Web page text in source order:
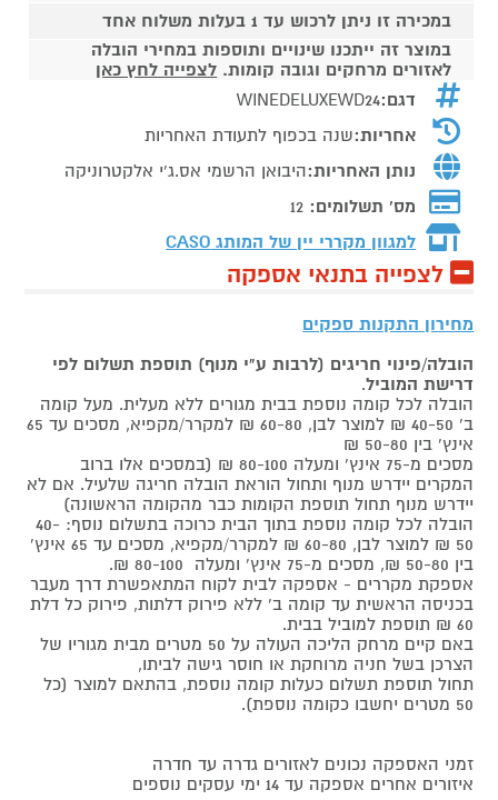
במכירה זו ניתן לרכוש עד 1 בעלות משלוח אחד
במוצר זה ייתכנו שינויים ותוספות במחירי הובלה
לאזורים מרחקים וגובה קומות. לצפייה לחץ כאן
דגם:WINEDELUXEWD24
אחריות:שנה בכפוף לתעודת האחריות
נותן האחריות:היבואן הרשמי אס.ג'י אלקטרוניקה
מס' תשלומים: 12
למגוון מקררי יין של המותג CASO
לצפייה בתנאי אספקה
מחירון התקנות ספקים
הובלה/פינוי חריגים (לרבות ע"י מנוף) תוספת תשלום לפי
דרישת המוביל.
הובלה לכל קומה נוספת בבית מגורים ללא מעלית. מעל קומה
ב' 40-50 ₪ למוצר לבן, 60-80 ₪ למקרר/מקפיא, מסכים עד 65
אינץ' בין 50-80 ₪
מסכים מ-75 אינץ' ומעלה 80-100 ₪ (במסכים אלו ברוב
המקרים יידרש מנוף ותחול הוראת הובלה חריגה שלעיל. אם לא
יידרש מנוף תחול תוספת הקומות כבר מהקומה הראשונה)
הובלה לכל קומה נוספת בתוך הבית כרוכה בתשלום נוסף: 40-
50 ₪ למוצר לבן, 60-80 ₪ למקרר/מקפיא, מסכים עד 65 אינץ'
בין 50-80 ₪, מסכים מ-75 אינץ' ומעלה 80-100 ₪.
אספקת מקררים - אספקה לבית לקוח המתאפשרת דרך מעבר
בכניסה הראשית עד קומה ב' ללא פירוק דלתות, פירוק כל דלת
60 ₪ תוספת למוביל בבית.
באם קיים מרחק הליכה העולה על 50 מטרים מבית מגוריו של
הצרכן בשל חניה מרוחקת או חוסר גישה לביתו,
תחול תוספת תשלום כעלות קומה נוספת, בהתאם למוצר (כל
50 מטרים יחשבו כקומה נוספת).
זמני האספקה נכונים לאזורים גדרה עד חדרה
איזורים אחרים אספקה עד 14 ימי עסקים נוספים